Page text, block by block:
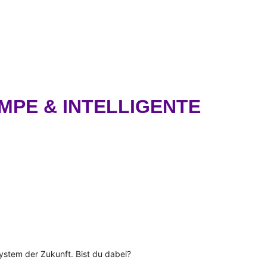
& INTELLIGENTE
der Zukunft. Bist du dabei?